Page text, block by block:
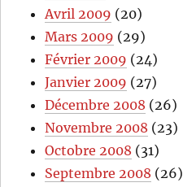
Avril 2009 (20)
Mars 2009 (29)
Février 2009 (24)
Janvier 2009 (27)
Décembre 2008 (26)
Novembre 2008 (23)
Octobre 2008 (31)
Septembre 2008 (26)